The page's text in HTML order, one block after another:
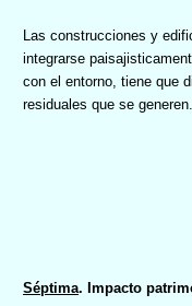
Las construcciones y
integrarse
con el entorno, tiene que
residuales que se generen.
Séptima. Impacto